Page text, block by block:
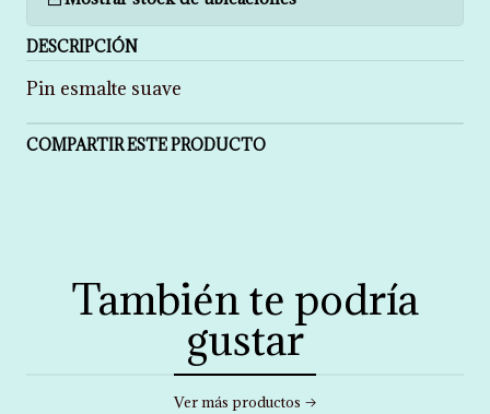
DESCRIPCIÓN
Pin esmalte suave
COMPARTIR ESTE PRODUCTO
También te podría
gustar
Ver más productos